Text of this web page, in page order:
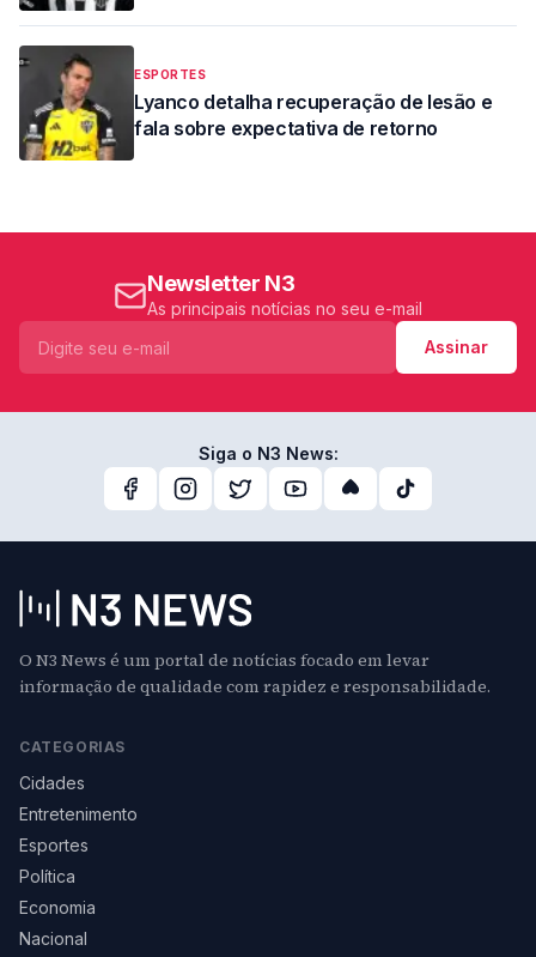
ESPORTES
Lyanco detalha recuperação de lesão e
fala sobre expectativa de retorno
Newsletter N3
As principais notícias no seu e-mail
Assinar
Siga o N3 News:
O N3 News é um portal de notícias focado em levar
informação de qualidade com rapidez e responsabilidade.
CATEGORIAS
Cidades
Entretenimento
Esportes
Política
Economia
Nacional